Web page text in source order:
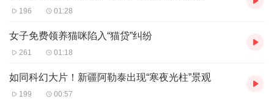
196 01:28
女子免费领养猫咪陷入“猫贷”纠纷
261 01:18
如同科幻大片！新疆阿勒泰出现“寒夜光柱”景观
199 00:57